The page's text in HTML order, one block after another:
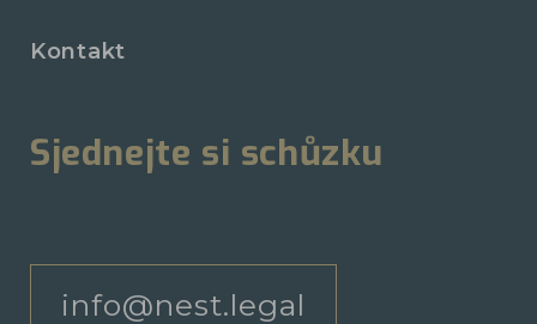
Kontakt
Sjednejte si schůzku
info@nest.legal